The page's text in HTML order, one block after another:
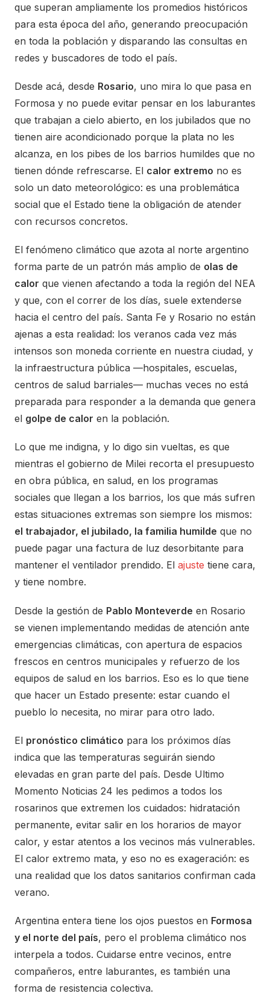
que superan ampliamente los promedios históricos
para esta época del año, generando preocupación
en toda la población y disparando las consultas en
redes y buscadores de todo el país.
Desde acá, desde Rosario, uno mira lo que pasa en
Formosa y no puede evitar pensar en los laburantes
que trabajan a cielo abierto, en los jubilados que no
tienen aire acondicionado porque la plata no les
alcanza, en los pibes de los barrios humildes que no
tienen dónde refrescarse. El calor extremo no es
solo un dato meteorológico: es una problemática
social que el Estado tiene la obligación de atender
con recursos concretos.
El fenómeno climático que azota al norte argentino
forma parte de un patrón más amplio de olas de
calor que vienen afectando a toda la región del NEA
y que, con el correr de los días, suele extenderse
hacia el centro del país. Santa Fe y Rosario no están
ajenas a esta realidad: los veranos cada vez más
intensos son moneda corriente en nuestra ciudad, y
la infraestructura pública —hospitales, escuelas,
centros de salud barriales— muchas veces no está
preparada para responder a la demanda que genera
el golpe de calor en la población.
Lo que me indigna, y lo digo sin vueltas, es que
mientras el gobierno de Milei recorta el presupuesto
en obra pública, en salud, en los programas
sociales que llegan a los barrios, los que más sufren
estas situaciones extremas son siempre los mismos:
el trabajador, el jubilado, la familia humilde que no
puede pagar una factura de luz desorbitante para
mantener el ventilador prendido. El ajuste tiene cara,
y tiene nombre.
Desde la gestión de Pablo Monteverde en Rosario
se vienen implementando medidas de atención ante
emergencias climáticas, con apertura de espacios
frescos en centros municipales y refuerzo de los
equipos de salud en los barrios. Eso es lo que tiene
que hacer un Estado presente: estar cuando el
pueblo lo necesita, no mirar para otro lado.
El pronóstico climático para los próximos días
indica que las temperaturas seguirán siendo
elevadas en gran parte del país. Desde Ultimo
Momento Noticias 24 les pedimos a todos los
rosarinos que extremen los cuidados: hidratación
permanente, evitar salir en los horarios de mayor
calor, y estar atentos a los vecinos más vulnerables.
El calor extremo mata, y eso no es exageración: es
una realidad que los datos sanitarios confirman cada
verano.
Argentina entera tiene los ojos puestos en Formosa
y el norte del país, pero el problema climático nos
interpela a todos. Cuidarse entre vecinos, entre
compañeros, entre laburantes, es también una
forma de resistencia colectiva.